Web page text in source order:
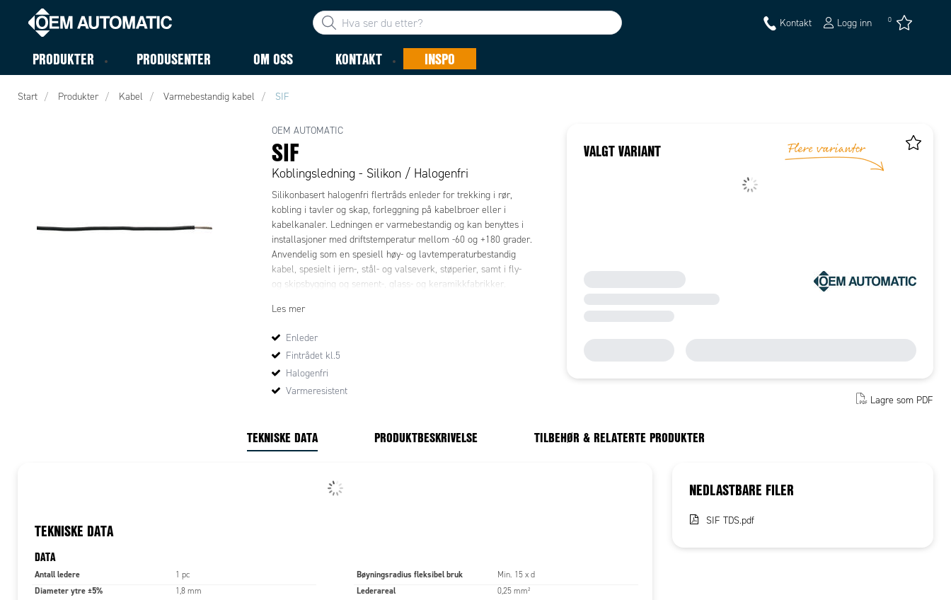
Kontakt Logg inn 0
PRODUKTER PRODUSENTER OM OSS KONTAKT INSPO
Start Produkter Kabel Varmebestandig kabel SIF
OEM AUTOMATIC
SIF
Koblingsledning - Silikon / Halogenfri
Silikonbasert halogenfri flertråds enleder for trekking i rør,
kobling i tavler og skap, forleggning på kabelbroer eller i
kabelkanaler. Ledningen er varmebestandig og kan benyttes i
installasjoner med driftstemperatur mellom -60 og +180 grader.
Anvendelig som en spesiell høy- og lavtemperaturbestandig
kabel, spesielt i jern-, stål- og valseverk, støperier, samt i fly-
og skipsbygging og sement-, glass- og keramikkfabrikker.
Les mer
Enleder
Fintrådet kl.5
Halogenfri
Varmeresistent
VALGT VARIANT
Lagre som PDF
TEKNISKE DATA PRODUKTBESKRIVELSE TILBEHØR & RELATERTE PRODUKTER
TEKNISKE DATA
DATA
Antall ledere 1 pc
Diameter ytre ±5% 1,8 mm
Bøyningsradius fleksibel bruk Min. 15 x d
Lederareal 0,25 mm²
NEDLASTBARE FILER
SIF TDS.pdf